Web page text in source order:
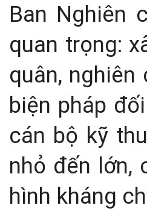
Ban Nghiên
quan trọng:
quân,
biện pháp
cán bộ kỹ
nhỏ đến lớn,
hình kháng